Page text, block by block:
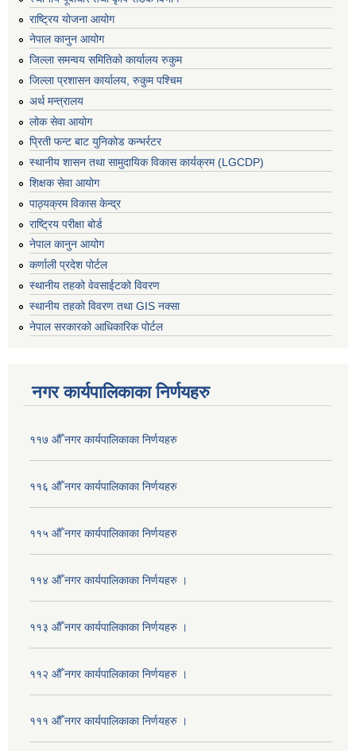
राष्ट्रिय योजना आयोग
नेपाल कानुन आयोग
जिल्ला समन्वय समितिको कार्यालय रुकुम
जिल्ला प्रशासन कार्यालय, रुकुम पश्चिम
अर्थ मन्त्रालय
लोक सेवा आयोग
प्रिती फन्ट बाट युनिकोड कन्भर्रटर
स्थानीय शासन तथा सामुदायिक विकास कार्यक्रम (LGCDP)
शिक्षक सेवा आयोग
पाठ्यक्रम विकास केन्द्र
राष्ट्रिय परीक्षा बोर्ड
नेपाल कानुन आयोग
कर्णाली प्रदेश पोर्टल
स्थानीय तहको वेवसाईटको विवरण
स्थानीय तहको विवरण तथा GIS नक्सा
नेपाल सरकारको आधिकारिक पोर्टल
नगर कार्यपालिकाका निर्णयहरु
११७ औँ नगर कार्यपालिकाका निर्णयहरु
११६ औँ नगर कार्यपालिकाका निर्णयहरु
११५ औँ नगर कार्यपालिकाका निर्णयहरु
११४ औँ नगर कार्यपालिकाका निर्णयहरु ।
११३ औँ नगर कार्यपालिकाका निर्णयहरु ।
११२ औँ नगर कार्यपालिकाका निर्णयहरु ।
१११ औँ नगर कार्यपालिकाका निर्णयहरु ।